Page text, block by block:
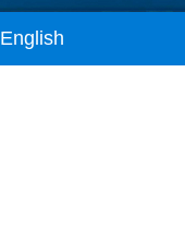
English